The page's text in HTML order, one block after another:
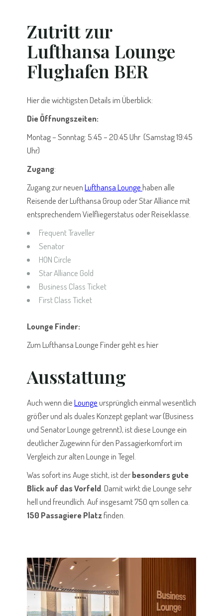
Zutritt zur
Lufthansa Lounge
Flughafen BER
Hier die wichtigsten Details im Überblick:
Die Öffnungszeiten:
Montag – Sonntag: 5:45 – 20:45 Uhr (Samstag 19:45
Uhr)
Zugang:
Zugang zur neuenLufthansaLoungehaben alle
Reisende der Lufthansa Group oder Star Alliance mit
entsprechendem Vielfliegerstatus oder Reiseklasse.
Frequent Traveller
Senator
HON Circle
Star Alliance Gold
Business Class Ticket
First Class Ticket
Lounge Finder:
Zum Lufthansa Lounge Finder geht eshier
Ausstattung
Auch wenn dieLoungeursprünglich einmal wesentlich
größer und als duales Konzept geplant war (Business
und Senator Lounge getrennt), ist diese Lounge ein
deutlicher Zugewinn für den Passagierkomfort im
Vergleich zur alten Lounge in Tegel.
Was sofort ins Auge sticht, ist derbesonders gute
Blick auf das Vorfeld . Damit wirkt die Lounge sehr
hell und freundlich. Auf insgesamt 750 qm sollen ca.
150 Passagiere Platzfinden.